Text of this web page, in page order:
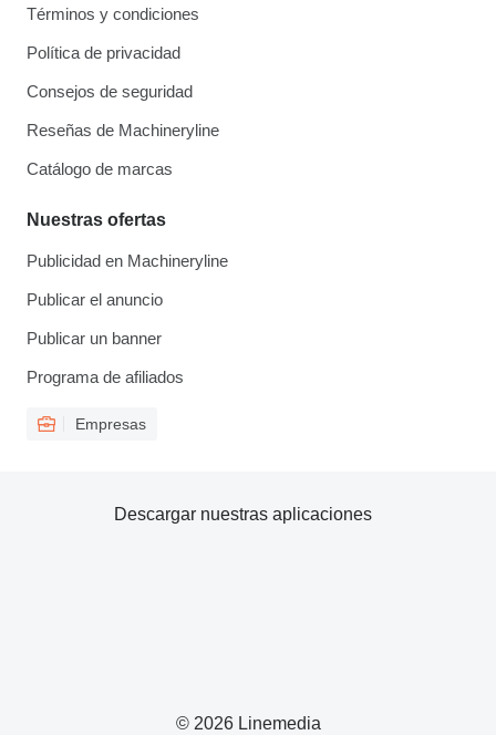
Términos y condiciones
Política de privacidad
Consejos de seguridad
Reseñas de Machineryline
Catálogo de marcas
Nuestras ofertas
Publicidad en Machineryline
Publicar el anuncio
Publicar un banner
Programa de afiliados
Empresas
© 2026 Linemedia
Descargar nuestras aplicaciones